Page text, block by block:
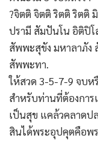
?จิตติ จิตติ ริตติ ริตติ
ปรามี สัมปันโน อิติปิโ
สัพพะสุขัง มหาลาภัง
สัพพะทา.
ให้สวด 3-5-7-9 จบห
สำหรับท่านที่ต้องการ
เป็นสุข แคล้วคลาด
สินได้พระอุปคุตคือพ